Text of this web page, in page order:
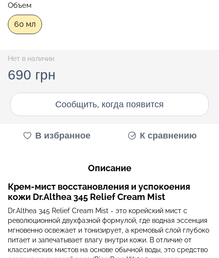
Объем
60 мл
Нет в наличии
690 грн
Сообщить, когда появится
В избранное К сравнению
Описание
Крем-мист восстановления и успокоения
кожи Dr.Althea 345 Relief Cream Mist
Dr.Althea 345 Relief Cream Mist - это корейский мист с
революционной двухфазной формулой, где водная эссенция
мгновенно освежает и тонизирует, а кремовый слой глубоко
питает и запечатывает влагу внутри кожи. В отличие от
классических мистов на основе обычной воды, это средство